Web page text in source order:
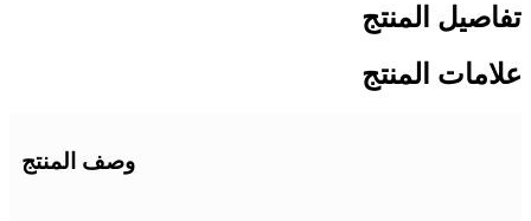
تفاصيل المنتج
علامات المنتج
وصف المنتج